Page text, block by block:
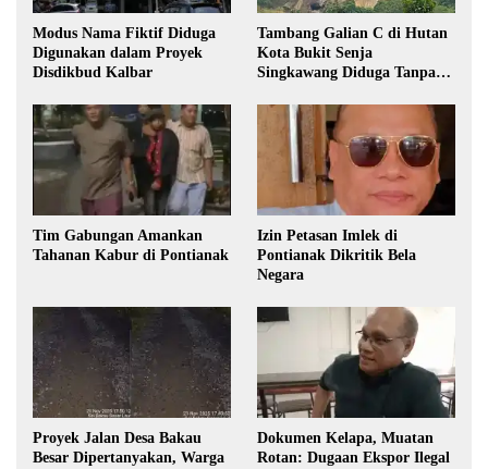
Modus Nama Fiktif Diduga
Digunakan dalam Proyek
Disdikbud Kalbar
Tambang Galian C di Hutan
Kota Bukit Senja
Singkawang Diduga Tanpa
Tim Gabungan Amankan
Tahanan Kabur di Pontianak
Izin Petasan Imlek di
Pontianak Dikritik Bela
Negara
Proyek Jalan Desa Bakau
Besar Dipertanyakan, Warga
Dokumen Kelapa, Muatan
Rotan: Dugaan Ekspor Ilegal